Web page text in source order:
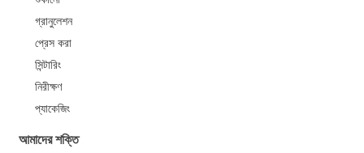
গ্রানুলেশন
প্রেস করা
সিন্টারিং
নিরীক্ষণ
প্যাকেজিং
আমাদের শক্তি